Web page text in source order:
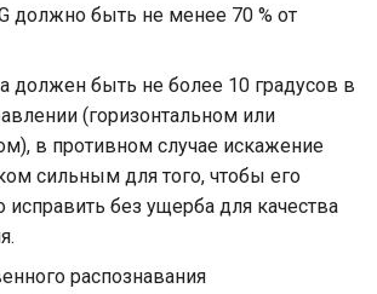
должно быть не менее 70 % от
должен быть не более 10 градусов в
(горизонтальном или
в противном случае искажение
сильным для того, чтобы его
без ущерба для качества
распознавания